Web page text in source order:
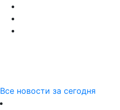
Все новости за сегодня